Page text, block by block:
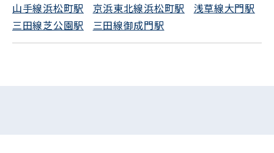
山手線浜松町駅
京浜東北線浜松町駅
浅草線大門駅
三田線芝公園駅
三田線御成門駅